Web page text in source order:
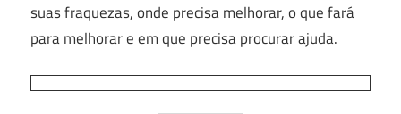
suas fraquezas, onde precisa melhorar, o que fará
para melhorar e em que precisa procurar ajuda.